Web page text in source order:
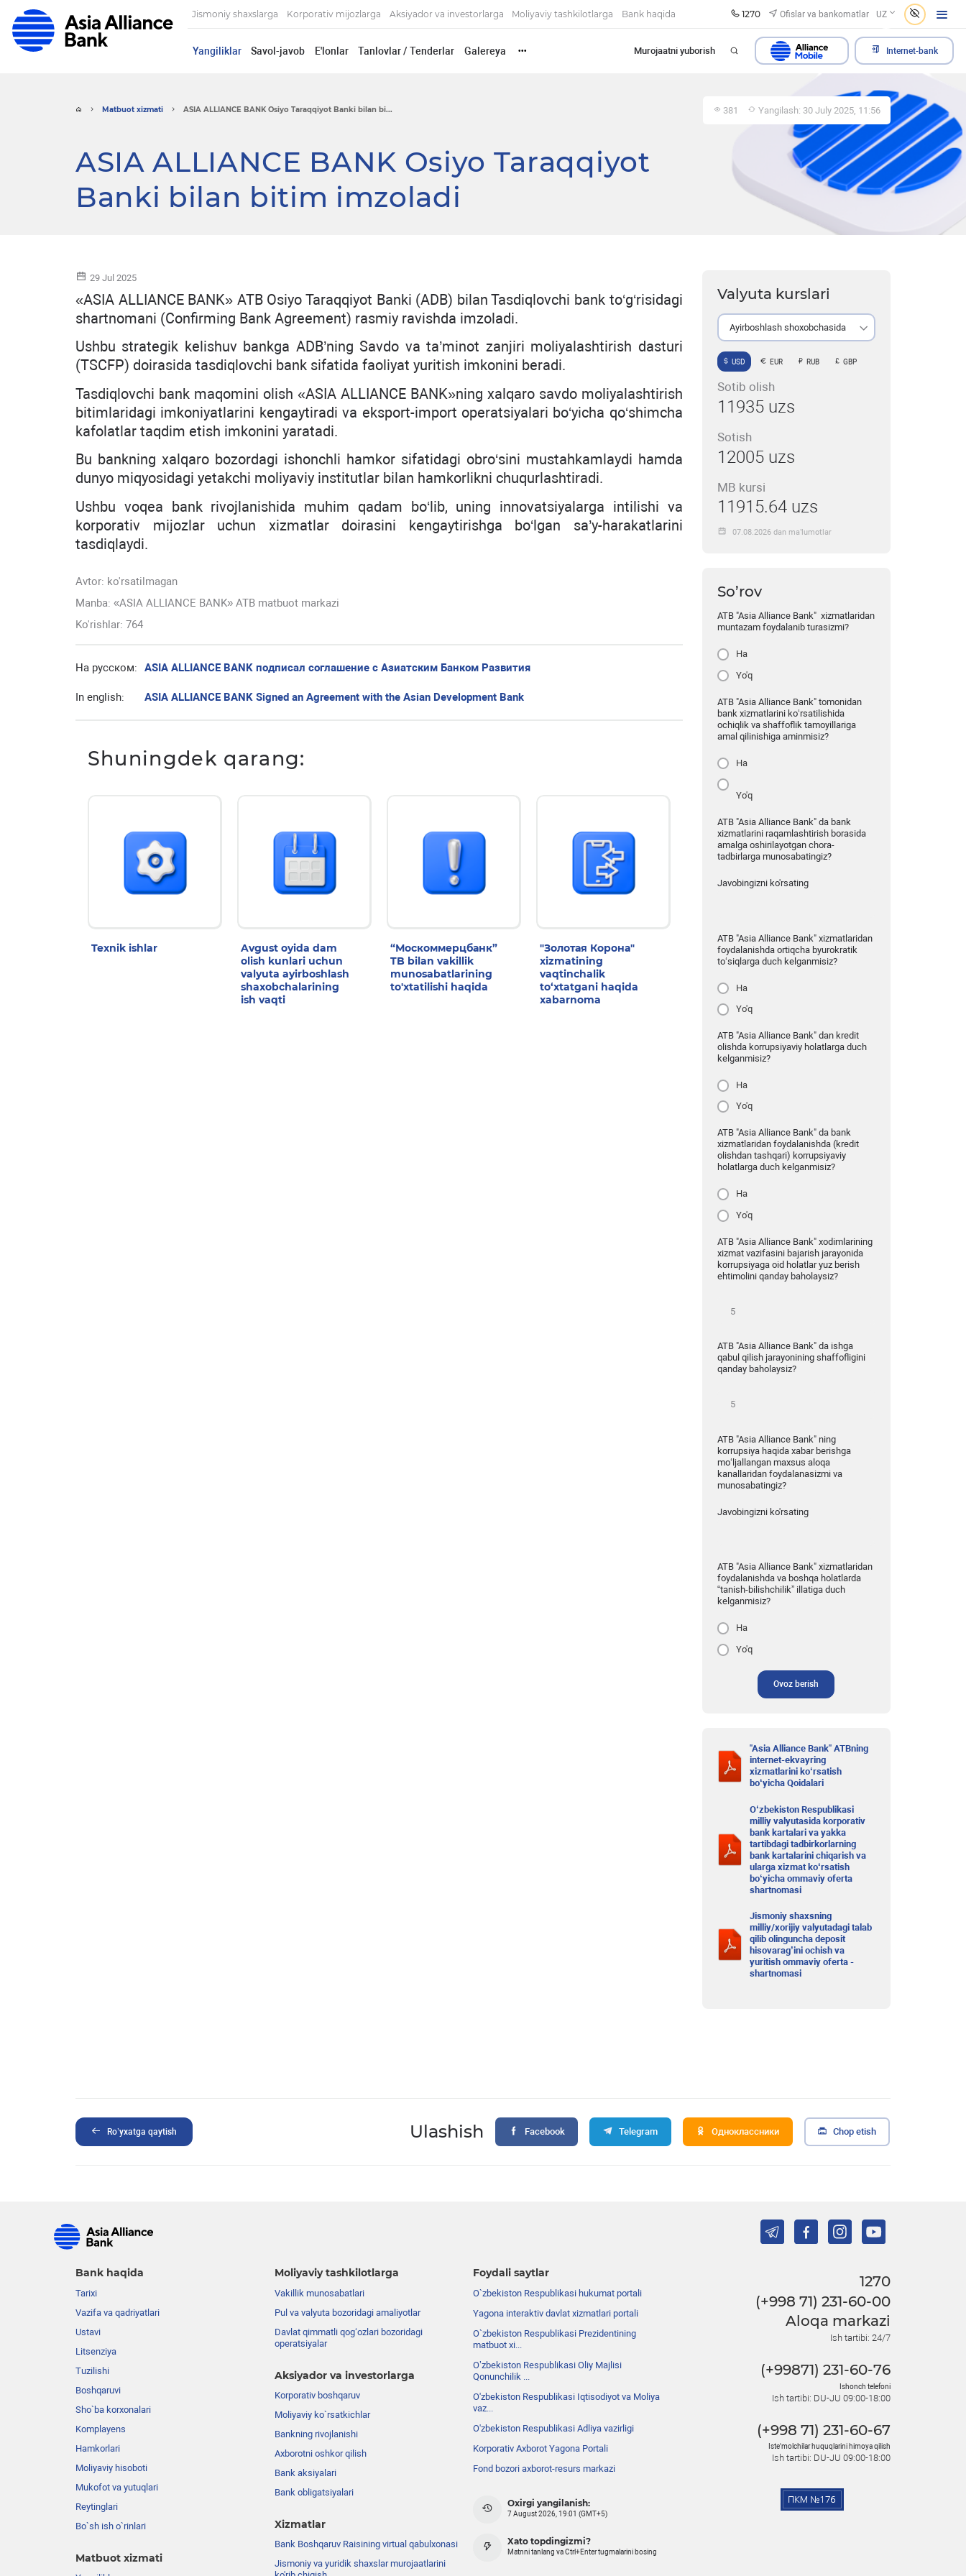
Jismoniy shaxslarga Korporativ mijozlarga Aksiyador va investorlarga Moliyaviy tashkilotlarga Bank haqida 1270 Ofislar va bankomatlar UZ
Yangiliklar Savol-javob E'lonlar Tanlovlar / Tenderlar Galereya ••• Murojaatni yuborish Internet-bank
Matbuot xizmati ASIA ALLIANCE BANK Osiyo Taraqqiyot Banki bilan bi... 381 Yangilash: 30 July 2025, 11:56
ASIA ALLIANCE BANK Osiyo Taraqqiyot
Banki bilan bitim imzoladi
29 Jul 2025
«ASIA ALLIANCE BANK» ATB Osiyo Taraqqiyot Banki (ADB) bilan Tasdiqlovchi bank to‘g‘risidagi
shartnomani (Confirming Bank Agreement) rasmiy ravishda imzoladi.
Ushbu strategik kelishuv bankga ADB’ning Savdo va ta’minot zanjiri moliyalashtirish dasturi
(TSCFP) doirasida tasdiqlovchi bank sifatida faoliyat yuritish imkonini beradi.
Tasdiqlovchi bank maqomini olish «ASIA ALLIANCE BANK»ning xalqaro savdo moliyalashtirish
bitimlaridagi imkoniyatlarini kengaytiradi va eksport-import operatsiyalari bo‘yicha qo‘shimcha
kafolatlar taqdim etish imkonini yaratadi.
Bu bankning xalqaro bozordagi ishonchli hamkor sifatidagi obro‘sini mustahkamlaydi hamda
dunyo miqyosidagi yetakchi moliyaviy institutlar bilan hamkorlikni chuqurlashtiradi.
Ushbu voqea bank rivojlanishida muhim qadam bo‘lib, uning innovatsiyalarga intilishi va
korporativ mijozlar uchun xizmatlar doirasini kengaytirishga bo‘lgan sa’y-harakatlarini
tasdiqlaydi.
Avtor: ko'rsatilmagan
Manba: «ASIA ALLIANCE BANK» ATB matbuot markazi
Ko'rishlar: 764
На русском: ASIA ALLIANCE BANK подписал соглашение с Азиатским Банком Развития
In english: ASIA ALLIANCE BANK Signed an Agreement with the Asian Development Bank
Shuningdek qarang:
Texnik ishlar
Avgust oyida dam
olish kunlari uchun
valyuta ayirboshlash
shaxobchalarining
ish vaqti
“Москоммерцбанк”
TB bilan vakillik
munosabatlarining
to'xtatilishi haqida
"Золотая Корона"
xizmatining
vaqtinchalik
to‘xtatgani haqida
xabarnoma
Valyuta kurslari
Ayirboshlash shoxobchasida
USD EUR RUB GBP
Sotib olish
11935 uzs
Sotish
12005 uzs
MB kursi
11915.64 uzs
07.08.2026 dan ma’lumotlar
So’rov
ATB "Asia Alliance Bank" xizmatlaridan
muntazam foydalanib turasizmi?
Ha
Yo'q
ATB "Asia Alliance Bank" tomonidan
bank xizmatlarini ko‘rsatilishida
ochiqlik va shaffoflik tamoyillariga
amal qilinishiga aminmisiz?
Ha
Yo'q
ATB "Asia Alliance Bank" da bank
xizmatlarini raqamlashtirish borasida
amalga oshirilayotgan chora-
tadbirlarga munosabatingiz?
Javobingizni ko'rsating
ATB "Asia Alliance Bank" xizmatlaridan
foydalanishda ortiqcha byurokratik
to‘siqlarga duch kelganmisiz?
Ha
Yo'q
ATB "Asia Alliance Bank" dan kredit
olishda korrupsiyaviy holatlarga duch
kelganmisiz?
Ha
Yo'q
ATB "Asia Alliance Bank" da bank
xizmatlaridan foydalanishda (kredit
olishdan tashqari) korrupsiyaviy
holatlarga duch kelganmisiz?
Ha
Yo'q
ATB "Asia Alliance Bank" xodimlarining
xizmat vazifasini bajarish jarayonida
korrupsiyaga oid holatlar yuz berish
ehtimolini qanday baholaysiz?
ATB "Asia Alliance Bank" da ishga
qabul qilish jarayonining shaffofligini
qanday baholaysiz?
ATB "Asia Alliance Bank" ning
korrupsiya haqida xabar berishga
mo‘ljallangan maxsus aloqa
kanallaridan foydalanasizmi va
munosabatingiz?
Javobingizni ko'rsating
ATB "Asia Alliance Bank" xizmatlaridan
foydalanishda va boshqa holatlarda
“tanish-bilishchilik” illatiga duch
kelganmisiz?
Ha
Yo'q
Ovoz berish
"Asia Alliance Bank" ATBning
internet-ekvayring
xizmatlarini ko‘rsatish
bo‘yicha Qoidalari
O‘zbekiston Respublikasi
milliy valyutasida korporativ
bank kartalari va yakka
tartibdagi tadbirkorlarning
bank kartalarini chiqarish va
ularga xizmat ko‘rsatish
bo‘yicha ommaviy oferta
shartnomasi
Jismoniy shaxsning
milliy/xorijiy valyutadagi talab
qilib olinguncha deposit
hisovarag’ini ochish va
yuritish ommaviy oferta -
shartnomasi
Ro’yxatga qaytish Ulashish Facebook Telegram Одноклассники Chop etish
Bank haqida
Tarixi
Vazifa va qadriyatlari
Ustavi
Litsenziya
Tuzilishi
Boshqaruvi
Sho`ba korxonalari
Komplayens
Hamkorlari
Moliyaviy hisoboti
Mukofot va yutuqlari
Reytinglari
Bo`sh ish o`rinlari
Matbuot xizmati
Moliyaviy tashkilotlarga
Vakillik munosabatlari
Pul va valyuta bozoridagi amaliyotlar
Davlat qimmatli qog‘ozlari bozoridagi
operatsiyalar
Aksiyador va investorlarga
Korporativ boshqaruv
Moliyaviy ko`rsatkichlar
Bankning rivojlanishi
Axborotni oshkor qilish
Bank aksiyalari
Bank obligatsiyalari
Xizmatlar
Bank Boshqaruv Raisining virtual qabulxonasi
Jismoniy va yuridik shaxslar murojaatlarini
Foydali saytlar
O`zbekiston Respublikasi hukumat portali
Yagona interaktiv davlat xizmatlari portali
O`zbekiston Respublikasi Prezidentining
matbuot xi...
Oʼzbekiston Respublikasi Oliy Majlisi
Qonunchilik ...
O'zbekiston Respublikasi Iqtisodiyot va Moliya
vaz...
O'zbekiston Respublikasi Adliya vazirligi
Korporativ Axborot Yagona Portali
Fond bozori axborot-resurs markazi
Oxirgi yangilanish:
7 August 2026, 19:01 (GMT+5)
Xato topdingizmi?
Matnni tanlang va Ctrl+Enter tugmalarini bosing
1270
(+998 71) 231-60-00
Aloqa markazi
Ish tartibi: 24/7
(+99871) 231-60-76
Ishonch telefoni
Ish tartibi: DU-JU 09:00-18:00
(+998 71) 231-60-67
Iste'molchilar huquqlarini himoya qilish
Ish tartibi: DU-JU 09:00-18:00